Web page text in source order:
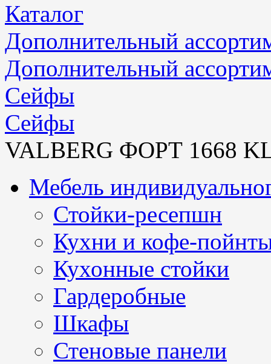
Каталог
Дополнительный
Дополнительный
Сейфы
Сейфы
VALBERG ФОРТ 1668
Мебель
Стойки-ресепшн
Кухни и кофе-
Кухонные стойки
Гардеробные
Шкафы
Стеновые панели